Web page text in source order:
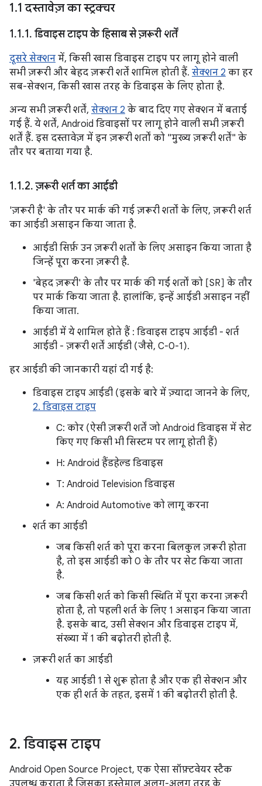
1.1 दस्तावेज़ का स्ट्रक्चर
1.1.1. डिवाइस टाइप के हिसाब से ज़रूरी शर्तें
दूसरे सेक्शन में, किसी खास डिवाइस टाइप पर लागू होने वाली
सभी ज़रूरी और बेहद ज़रूरी शर्तें शामिल होती हैं. सेक्शन 2 का हर
सब-सेक्शन, किसी खास तरह के डिवाइस के लिए होता है.
अन्य सभी ज़रूरी शर्तें, सेक्शन 2 के बाद दिए गए सेक्शन में बताई
गई हैं. ये शर्तें, Android डिवाइसों पर लागू होने वाली सभी ज़रूरी
शर्तें हैं. इस दस्तावेज़ में इन ज़रूरी शर्तों को "मुख्य ज़रूरी शर्तें" के
तौर पर बताया गया है.
1.1.2.ज़रूरी शर्त का आईडी
'ज़रूरी है' के तौर पर मार्क की गई ज़रूरी शर्तों के लिए, ज़रूरी शर्त
का आईडी असाइन किया जाता है.
आईडी सिर्फ़ उन ज़रूरी शर्तों के लिए असाइन किया जाता है
जिन्हें पूरा करना ज़रूरी है.
'बेहद ज़रूरी' के तौर पर मार्क की गई शर्तों को [SR] के तौर
पर मार्क किया जाता है. हालांकि, इन्हें आईडी असाइन नहीं
किया जाता.
आईडी में ये शामिल होते हैं : डिवाइस टाइप आईडी - शर्त
आईडी - ज़रूरी शर्तें आईडी (जैसे, C-0-1).
हर आईडी की जानकारी यहां दी गई है:
डिवाइस टाइप आईडी (इसके बारे में ज़्यादा जानने के लिए,
2. डिवाइस टाइप
C: कोर (ऐसी ज़रूरी शर्तें जो Android डिवाइस में सेट
किए गए किसी भी सिस्टम पर लागू होती हैं)
H: Android हैंडहेल्ड डिवाइस
T: Android Television डिवाइस
A: Android Automotive को लागू करना
शर्त का आईडी
जब किसी शर्त को पूरा करना बिलकुल ज़रूरी होता
है, तो इस आईडी को 0 के तौर पर सेट किया जाता
है.
जब किसी शर्त को किसी स्थिति में पूरा करना ज़रूरी
होता है, तो पहली शर्त के लिए 1 असाइन किया जाता
है. इसके बाद, उसी सेक्शन और डिवाइस टाइप में,
संख्या में 1 की बढ़ोतरी होती है.
ज़रूरी शर्त का आईडी
यह आईडी 1 से शुरू होता है और एक ही सेक्शन और
एक ही शर्त के तहत, इसमें 1 की बढ़ोतरी होती है.
2. डिवाइस टाइप
Android Open Source Project, एक ऐसा सॉफ़्टवेयर स्टैक
उपलब्ध कराता है जिसका इस्तेमाल अलग-अलग तरह के